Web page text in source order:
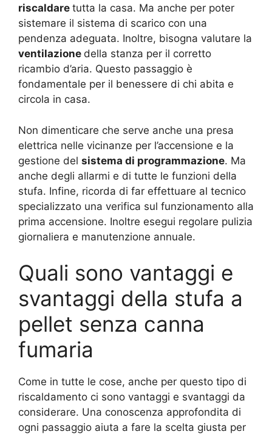
riscaldare tutta la casa. Ma anche per poter
sistemare il sistema di scarico con una
pendenza adeguata. Inoltre, bisogna valutare la
ventilazione della stanza per il corretto
ricambio d’aria. Questo passaggio è
fondamentale per il benessere di chi abita e
circola in casa.
Non dimenticare che serve anche una presa
elettrica nelle vicinanze per l’accensione e la
gestione del sistema di programmazione. Ma
anche degli allarmi e di tutte le funzioni della
stufa. Infine, ricorda di far effettuare al tecnico
specializzato una verifica sul funzionamento alla
prima accensione. Inoltre esegui regolare pulizia
giornaliera e manutenzione annuale.
Quali sono vantaggi e
svantaggi della stufa a
pellet senza canna
fumaria
Come in tutte le cose, anche per questo tipo di
riscaldamento ci sono vantaggi e svantaggi da
considerare. Una conoscenza approfondita di
ogni passaggio aiuta a fare la scelta giusta per